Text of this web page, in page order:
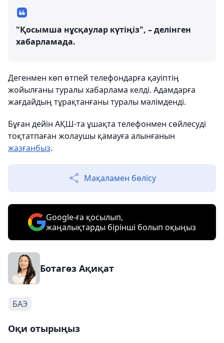
"Қосымша нұсқаулар күтіңіз", – делінген
хабарламада.
Дегенмен көп өтпей телефондарға қауіптің
жойылғаны туралы хабарлама келді. Адамдарға
жағдайдың тұрақтанғаны туралы мәлімденді.
Бұған дейін АҚШ-та ұшақта телефонмен сөйлесуді
тоқтатпаған жолаушы қамауға алынғанын
жазғанбыз.
Мақаламен бөлісу
Google-ға қосылып,
жаңалықтарды бірінші болып оқыңыз
Ботагөз Ақиқат
БАЭ
Оқи отырыңыз